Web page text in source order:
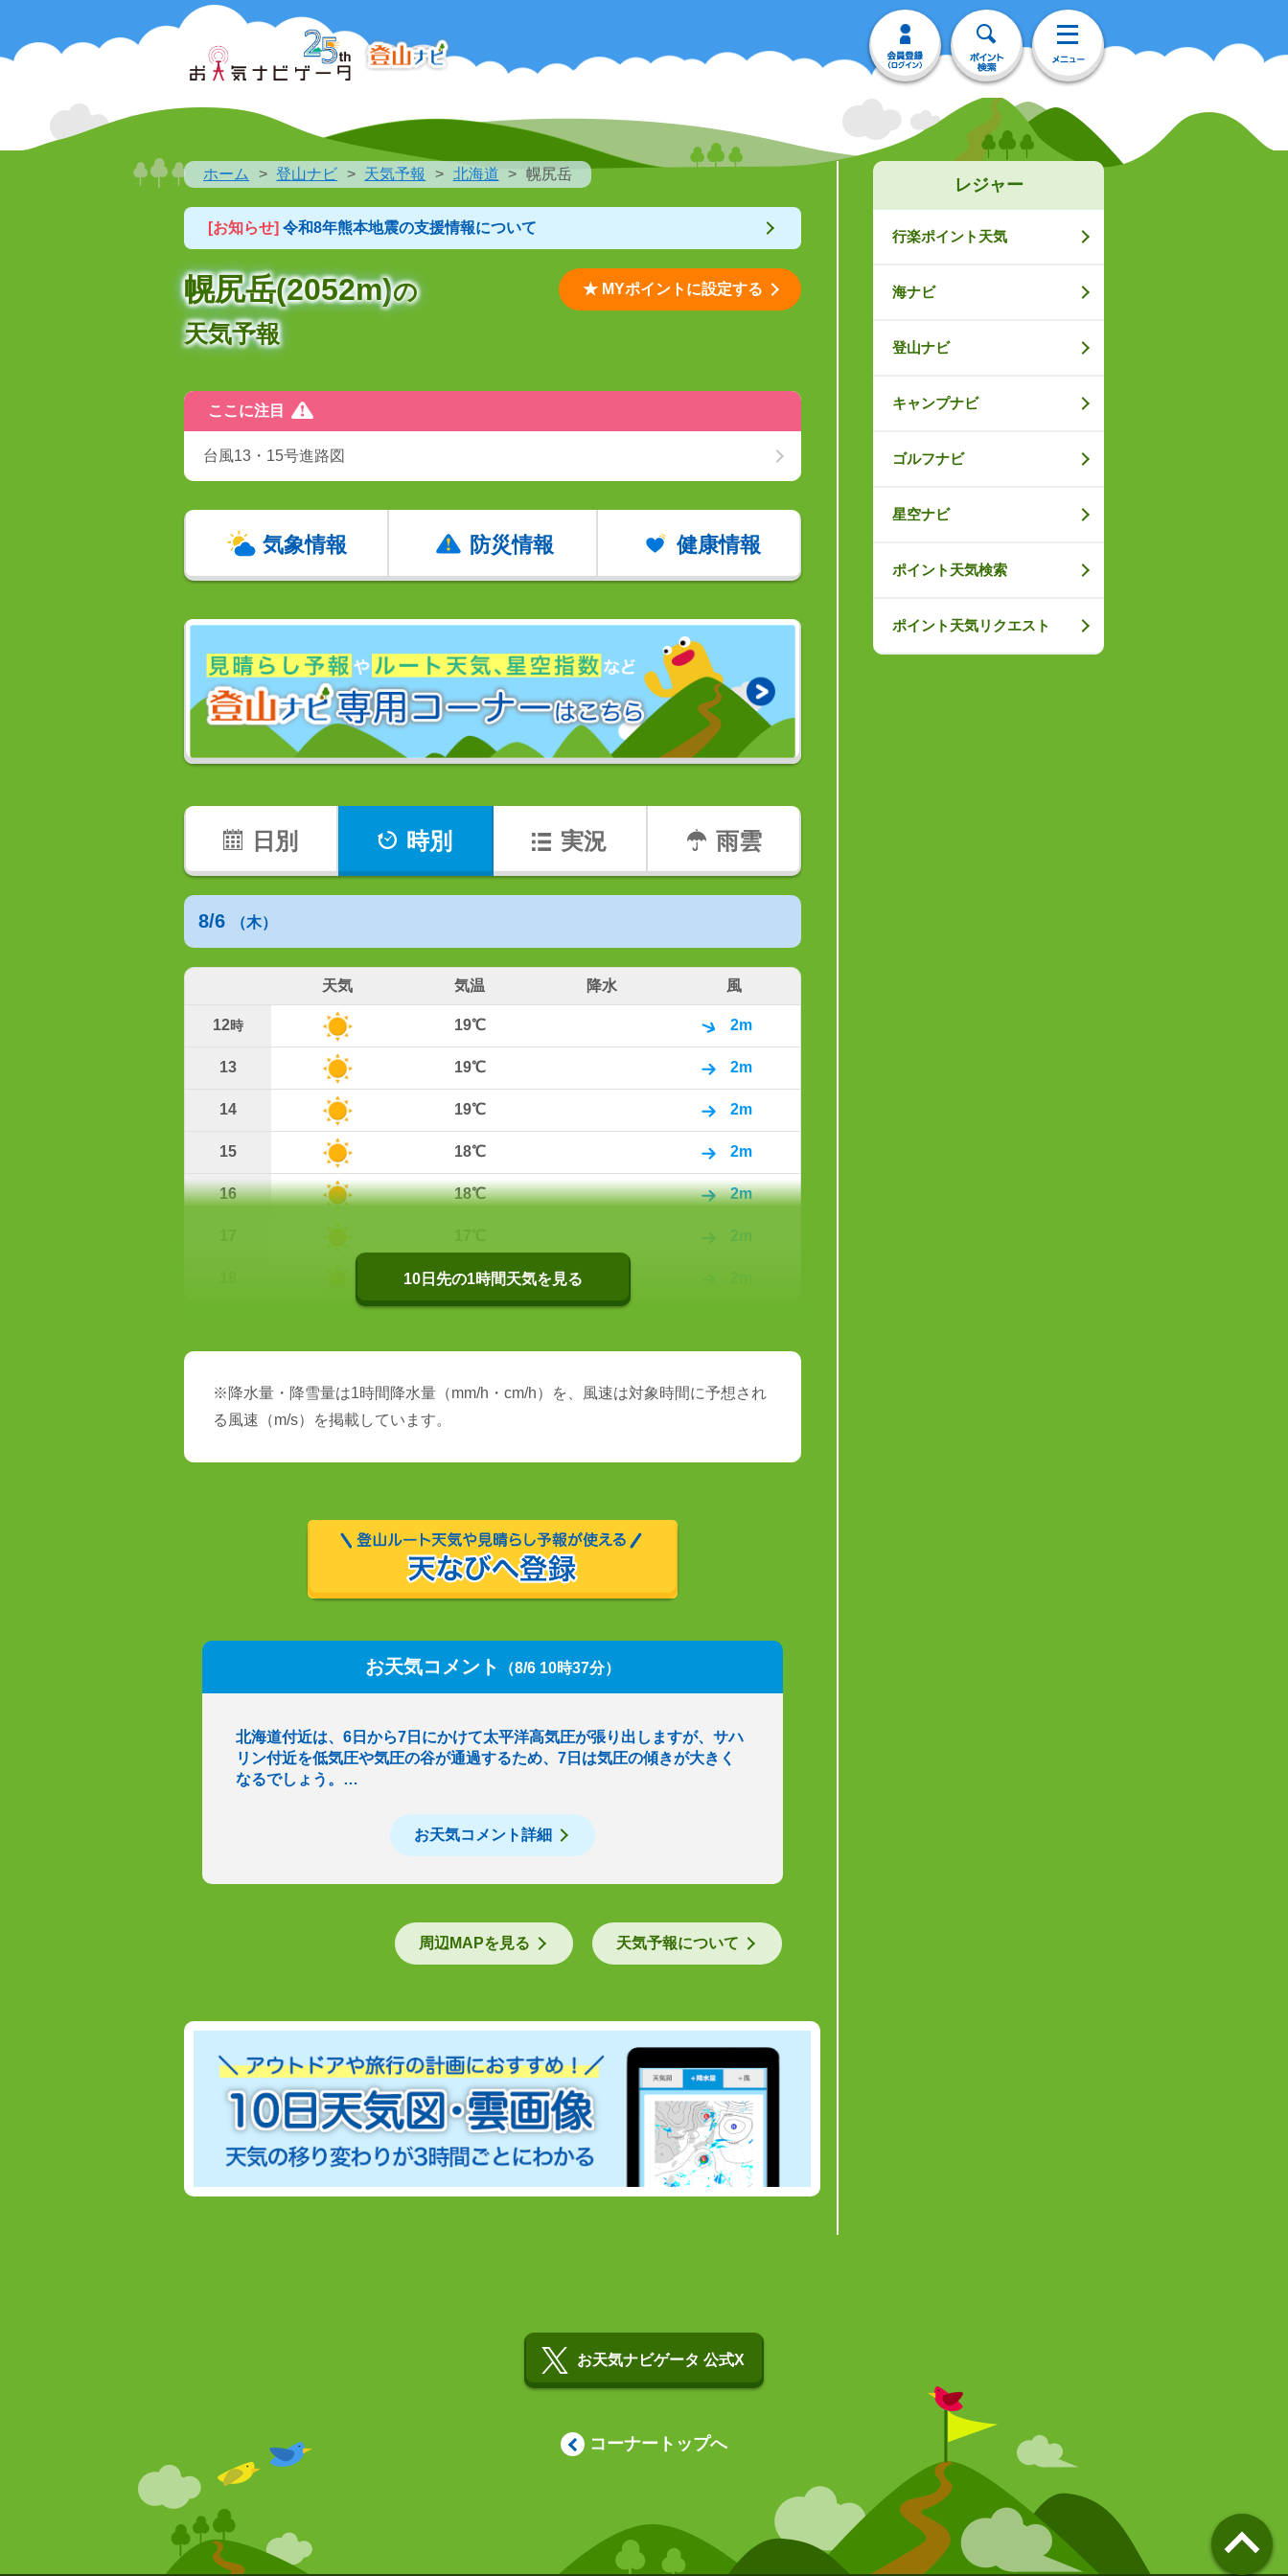
ホーム 登山ナビ 天気予報 北海道 幌尻岳
[お知らせ] 令和8年熊本地震の支援情報について
幌尻岳(2052m)の
天気予報
★ MYポイントに設定する
ここに注目
台風13・15号進路図
気象情報 防災情報 健康情報
日別 時別 実況 雨雲
8/6 （木）
天気 気温 降水 風
12時 19℃ 2m
13 19℃ 2m
14 19℃ 2m
15 18℃ 2m
16 18℃ 2m
2m
15℃
10日先の1時間天気を見る
※降水量・降雪量は1時間降水量（mm/h・cm/h）を、風速は対象時間に予想され
る風速（m/s）を掲載しています。
お天気コメント （8/6 10時37分）
北海道付近は、6日から7日にかけて太平洋高気圧が張り出しますが、サハ
リン付近を低気圧や気圧の谷が通過するため、7日は気圧の傾きが大きく
なるでしょう。…
お天気コメント詳細
周辺MAPを見る 天気予報について
レジャー
行楽ポイント天気
海ナビ
登山ナビ
キャンプナビ
ゴルフナビ
星空ナビ
ポイント天気検索
ポイント天気リクエスト
お天気ナビゲータ 公式X
コーナートップへ